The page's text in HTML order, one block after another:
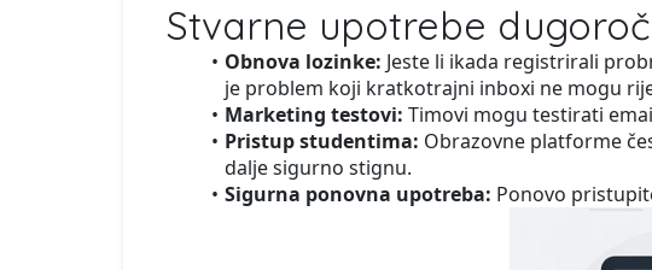
Stvarne upotrebe
Obnova lozinke: Jeste li ikada registrirali
je problem koji kratkotrajni inboxi ne mogu
Marketing testovi: Timovi mogu testirati
Pristup studentima: Obrazovne platforme
dalje sigurno stignu.
Sigurna ponovna upotreba: Ponovo